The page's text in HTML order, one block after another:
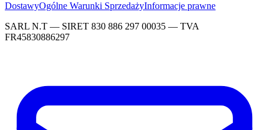
DostawyOgólne Warunki SprzedażyInformacje prawne
SARL N.T — SIRET 830 886 297 00035 — TVA
FR45830886297